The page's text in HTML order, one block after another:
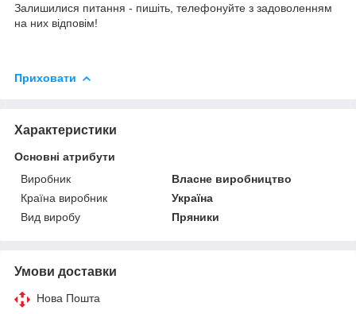
Залишилися питання - пишіть, телефонуйте з задоволенням
на них відповім!
Приховати
Характеристики
Основні атрибути
Виробник
Власне виробництво
Країна виробник
Україна
Вид виробу
Пряники
Умови доставки
Нова Пошта